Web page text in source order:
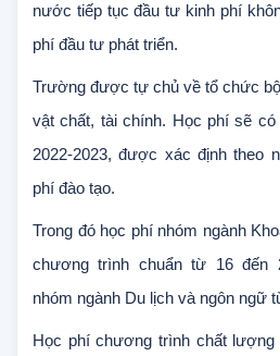
nghiệp công lập, tự đảm bảo
nước tiếp tục đầu tư kinh phí
phí đầu tư phát triển.
Trường được tự chủ về tổ chức
vật chất, tài chính. Học phí sẽ
2022-2023, được xác định theo
phí đào tạo.
Trong đó học phí nhóm ngành
chương trình chuẩn từ 16 đến
nhóm ngành Du lịch và ngôn ngữ